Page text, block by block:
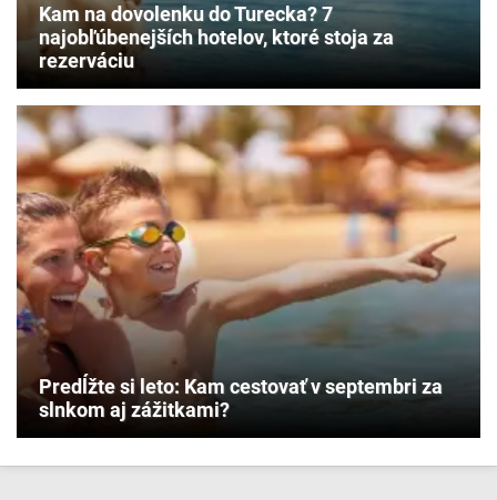
Kam na dovolenku do Turecka? 7
najobľúbenejších hotelov, ktoré stoja za
rezerváciu
Predĺžte si leto: Kam cestovať v septembri za
slnkom aj zážitkami?